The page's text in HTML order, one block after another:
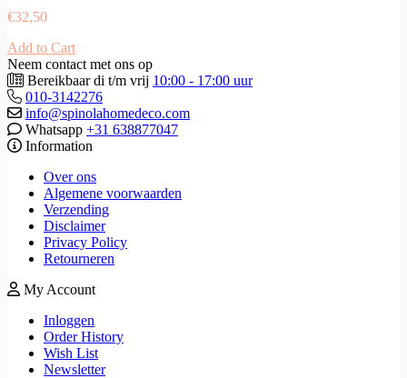
€32,50
Add to Cart
Neem contact met ons op
Bereikbaar di t/m vrij 10:00 - 17:00 uur
010-3142276
info@spinolahomedeco.com
Whatsapp +31 638877047
Information
Over ons
Algemene voorwaarden
Verzending
Disclaimer
Privacy Policy
Retourneren
My Account
Inloggen
Order History
Wish List
Newsletter